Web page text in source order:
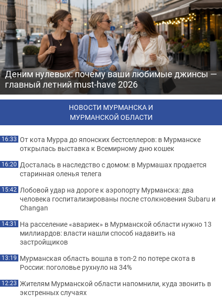
Деним нулевых: почему ваши любимые джинсы —
главный летний must-have 2026
НОВОСТИ МУРМАНСКА И
МУРМАНСКОЙ ОБЛАСТИ
16:33 От кота Мурра до японских бестселлеров: в Мурманске
открылась выставка к Всемирному дню кошек
16:20 Досталась в наследство с домом: в Мурмашах продается
старинная оленья телега
15:42 Лобовой удар на дороге к аэропорту Мурманска: два
человека госпитализированы после столкновения Subaru и
Changan
14:31 На расселение «авариек» в Мурманской области нужно 13
миллиардов: власти нашли способ надавить на
застройщиков
13:19 Мурманская область вошла в топ-2 по потере скота в
России: поголовье рухнуло на 34%
12:23 Жителям Мурманской области напомнили, куда звонить в
экстренных случаях